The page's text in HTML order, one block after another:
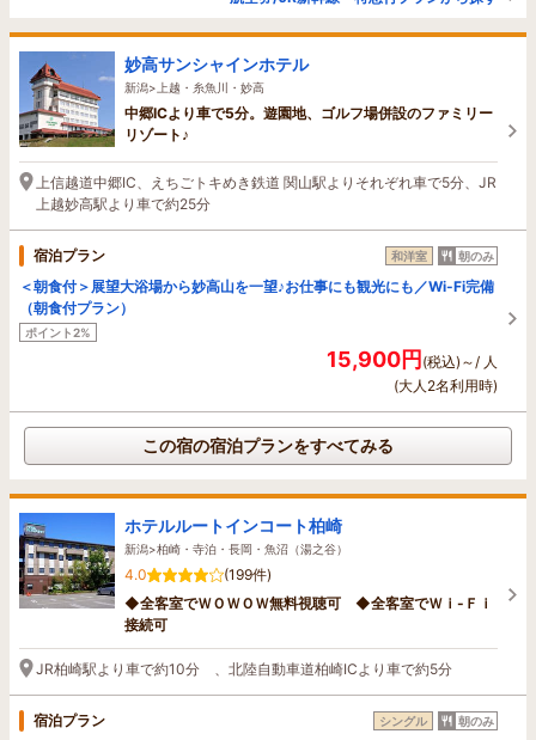
妙高サンシャインホテル
新潟>上越・糸魚川・妙高
中郷ICより車で5分。遊園地、ゴルフ場併設のファミリー
リゾート♪
上信越道中郷IC、えちごトキめき鉄道 関山駅よりそれぞれ車で5分、JR
上越妙高駅より車で約25分
宿泊プラン 和洋室 朝のみ
＜朝食付＞展望大浴場から妙高山を一望♪お仕事にも観光にも／Wi-Fi完備
（朝食付プラン）
ポイント2%
15,900円(税込)～/ 人
(大人2名利用時)
この宿の宿泊プランをすべてみる
ホテルルートインコート柏崎
新潟>柏崎・寺泊・長岡・魚沼（湯之谷）
4.0
(199件)
◆全客室でＷＯＷＯＷ無料視聴可 ◆全客室でＷｉ-Ｆｉ
接続可
JR柏崎駅より車で約10分 、北陸自動車道柏崎ICより車で約5分
宿泊プラン シングル 朝のみ